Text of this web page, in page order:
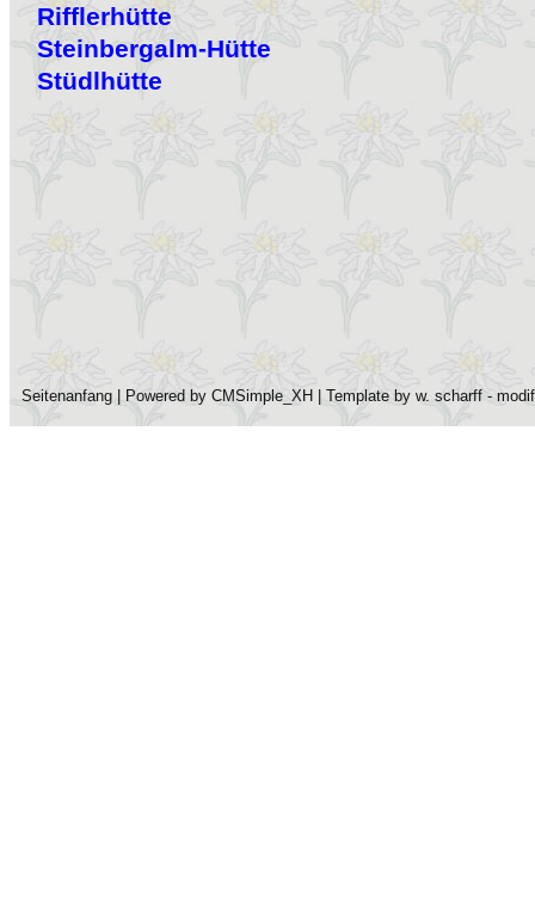
Rifflerhütte
Steinbergalm-Hütte
Stüdlhütte
Seitenanfang | Powered byCMSimple_XH | Template byw. scharff -